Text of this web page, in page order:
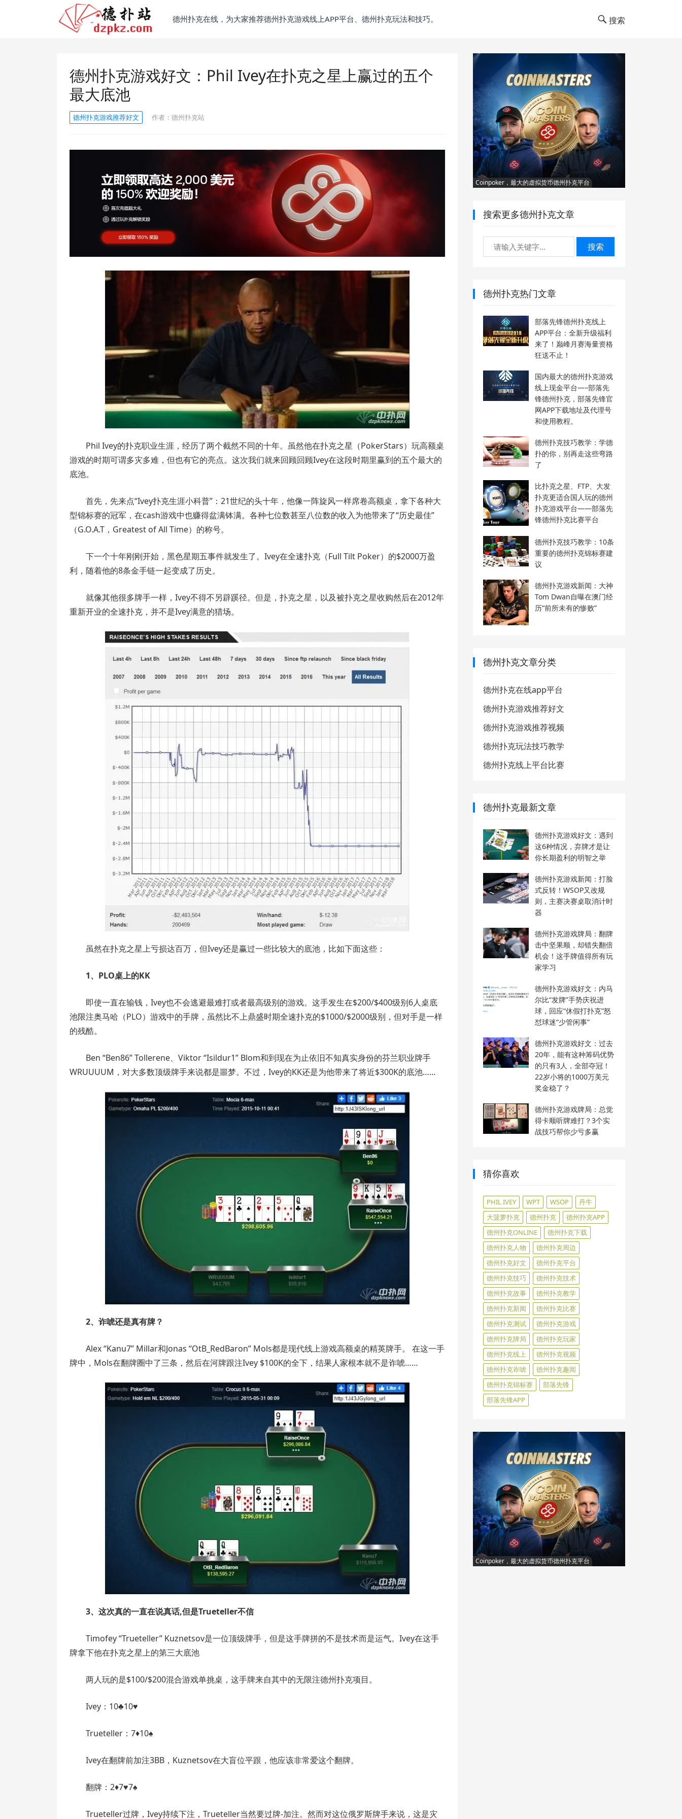
德州扑克在线，为大家推荐德州扑克游戏线上APP平台、德州扑克玩法和技巧。 搜索
德州扑克游戏好文：Phil Ivey在扑克之星上赢过的五个
最大底池
德州扑克游戏推荐好文 作者： 德州扑克站
Phil Ivey的扑克职业生涯，经历了两个截然不同的十年。虽然他在扑克之星（PokerStars）玩高额桌
游戏的时期可谓多灾多难，但也有它的亮点。这次我们就来回顾回顾Ivey在这段时期里赢到的五个最大的
底池。
首先，先来点“Ivey扑克生涯小科普”：21世纪的头十年，他像一阵旋风一样席卷高额桌，拿下各种大
型锦标赛的冠军，在cash游戏中也赚得盆满钵满。各种七位数甚至八位数的收入为他带来了“历史最佳”
（G.O.A.T，Greatest of All Time）的称号。
下一个十年刚刚开始，黑色星期五事件就发生了。Ivey在全速扑克（Full Tilt Poker）的$2000万盈
利，随着他的8条金手链一起变成了历史。
就像其他很多牌手一样，Ivey不得不另辟蹊径。但是，扑克之星，以及被扑克之星收购然后在2012年
重新开业的全速扑克，并不是Ivey满意的猎场。
虽然在扑克之星上亏损达百万，但Ivey还是赢过一些比较大的底池，比如下面这些：
1、PLO桌上的KK
即使一直在输钱，Ivey也不会逃避最难打或者最高级别的游戏。这手发生在$200/$400级别6人桌底
池限注奥马哈（PLO）游戏中的手牌，虽然比不上鼎盛时期全速扑克的$1000/$2000级别，但对手是一样
的残酷。
Ben “Ben86” Tollerene、Viktor “Isildur1” Blom和到现在为止依旧不知真实身份的芬兰职业牌手
WRUUUUM，对大多数顶级牌手来说都是噩梦。不过，Ivey的KK还是为他带来了将近$300K的底池……
2、诈唬还是真有牌？
Alex “Kanu7” Millar和Jonas “OtB_RedBaron” Mols都是现代线上游戏高额桌的精英牌手。 在这一手
牌中，Mols在翻牌圈中了三条，然后在河牌跟注Ivey $100K的全下，结果人家根本就不是诈唬……
3、这次真的一直在说真话,但是Trueteller不信
Timofey “Trueteller” Kuznetsov是一位顶级牌手，但是这手牌拼的不是技术而是运气。Ivey在这手
牌拿下他在扑克之星上的第三大底池
两人玩的是$100/$200混合游戏单挑桌，这手牌来自其中的无限注德州扑克项目。
Ivey：10♣10♥
Trueteller：7♦10♠
Ivey在翻牌前加注3BB，Kuznetsov在大盲位平跟，他应该非常爱这个翻牌。
翻牌：2♦7♥7♠
Trueteller过牌，Ivey持续下注，Trueteller当然要过牌-加注。然而对这位俄罗斯牌手来说，这是灾
Coinpoker，最大的虚拟货币德州扑克平台
搜索更多德州扑克文章
搜索
德州扑克热门文章
部落先锋德州扑克线上
APP平台：全新升级福利
来了！巅峰月赛海量资格
狂送不止！
国内最大的德州扑克游戏
线上现金平台—–部落先
锋德州扑克，部落先锋官
网APP下载地址及代理号
和使用教程。
德州扑克技巧教学：学德
扑的你，别再走这些弯路
了
比扑克之星、FTP、大发
扑克更适合国人玩的德州
扑克游戏平台——部落先
锋德州扑克比赛平台
德州扑克技巧教学：10条
重要的德州扑克锦标赛建
议
德州扑克游戏新闻：大神
Tom Dwan自曝在澳门经
历“前所未有的惨败”
德州扑克文章分类
德州扑克在线app平台
德州扑克游戏推荐好文
德州扑克游戏推荐视频
德州扑克玩法技巧教学
德州扑克线上平台比赛
德州扑克最新文章
德州扑克游戏好文：遇到
这6种情况，弃牌才是让
你长期盈利的明智之举
德州扑克游戏新闻：打脸
式反转！WSOP又改规
则，主赛决赛桌取消计时
器
德州扑克游戏牌局：翻牌
击中坚果顺，却错失翻倍
机会！这手牌值得所有玩
家学习
德州扑克游戏好文：内马
尔比“发牌”手势庆祝进
球，回应“休假打扑克”怒
怼球迷“少管闲事”
德州扑克游戏好文：过去
20年，能有这种筹码优势
的只有3人，全部夺冠！
22岁小将的1000万美元
奖金稳了？
德州扑克游戏牌局：总觉
得卡顺听牌难打？3个实
战技巧帮你少亏多赢
猜你喜欢
PHIL IVEY WPT WSOP
丹牛
大菠萝扑克
德州扑克
德州扑克APP
德州扑克ONLINE
德州扑克下载
德州扑克人物
德州扑克周边
德州扑克好文
德州扑克平台
德州扑克技巧
德州扑克技术
德州扑克故事
德州扑克教学
德州扑克新闻
德州扑克比赛
德州扑克测试
德州扑克游戏
德州扑克牌局
德州扑克玩家
德州扑克线上
德州扑克视频
德州扑克诈唬
德州扑克趣闻
德州扑克锦标赛
部落先锋
部落先锋APP
Coinpoker，最大的虚拟货币德州扑克平台